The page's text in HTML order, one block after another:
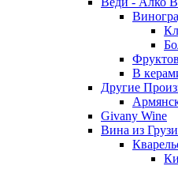
В
Другие
Givany Wine
Вина из